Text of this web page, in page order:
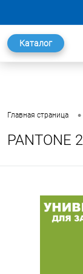
Каталог
Главная страница •